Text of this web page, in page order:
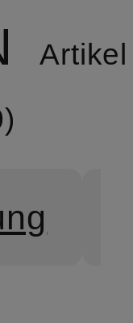
Artikel